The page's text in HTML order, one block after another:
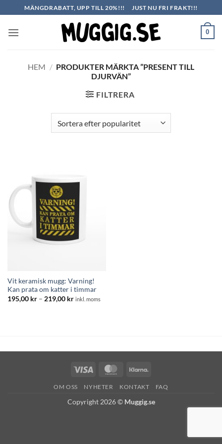
to
content
MÄNGDRABATT, UPP TILL 20%!!! JUST NU FRI FRAKT!!!
0
HEM / PRODUKTER MÄRKTA ”PRESENT TILL
DJURVÄN”
FILTRERA
Vit keramisk mugg: Varning!
Kan prata om katter i timmar
195,00 kr – 219,00 krPrisintervall:
inkl. moms
Visa MasterCard
OM OSS NYHETER KONTAKT FAQ
Copyright 2026 © Muggig.se